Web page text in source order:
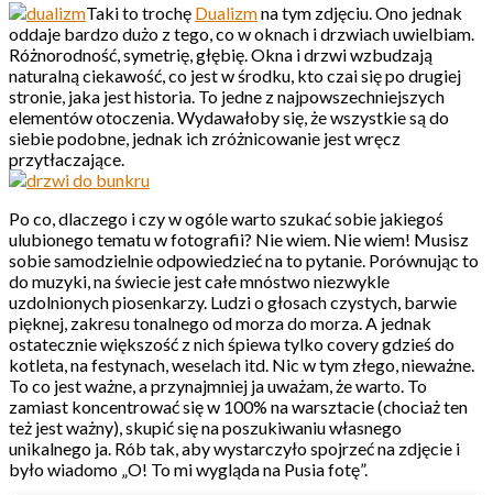
Taki to trochę Dualizmna tym zdjęciu. Ono jednak
oddaje bardzo dużo z tego, co w oknach i drzwiach uwielbiam.
Różnorodność, symetrię, głębię. Okna i drzwi wzbudzają
naturalną ciekawość, co jest w środku, kto czai się po drugiej
stronie, jaka jest historia. To jedne z najpowszechniejszych
elementów otoczenia. Wydawałoby się, że wszystkie są do
siebie podobne, jednak ich zróżnicowanie jest wręcz
przytłaczające.
Po co, dlaczego i czy w ogóle warto szukać sobie jakiegoś
ulubionego tematu w fotografii? Nie wiem. Nie wiem! Musisz
sobie samodzielnie odpowiedzieć na to pytanie. Porównując to
do muzyki, na świecie jest całe mnóstwo niezwykle
uzdolnionych piosenkarzy. Ludzi o głosach czystych, barwie
pięknej, zakresu tonalnego od morza do morza. A jednak
ostatecznie większość z nich śpiewa tylko covery gdzieś do
kotleta, na festynach, weselach itd. Nic w tym złego, nieważne.
To co jest ważne, a przynajmniej ja uważam, że warto. To
zamiast koncentrować się w 100% na warsztacie (chociaż ten
też jest ważny), skupić się na poszukiwaniu własnego
unikalnego ja. Rób tak, aby wystarczyło spojrzeć na zdjęcie i
było wiadomo „O! To mi wygląda na Pusia fotę”.